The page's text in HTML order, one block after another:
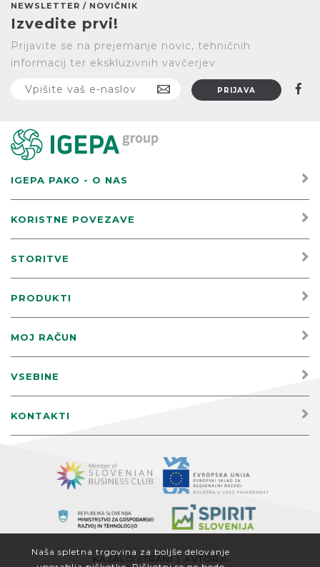
NEWSLETTER / NOVIČNIK
Izvedite prvi!
Prijavite se na prejemanje novic, tehničnih
informacij ter ekskluzivnih vavčerjev
IGEPA PAKO - O NAS
KORISTNE POVEZAVE
STORITVE
PRODUKTI
MOJ RAČUN
VSEBINE
KONTAKTI
KAZALO STRANI | AVTORJI
Naša spletna trgovina za boljše delovanje